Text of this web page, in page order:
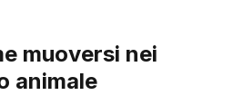
muoversi nei
animale